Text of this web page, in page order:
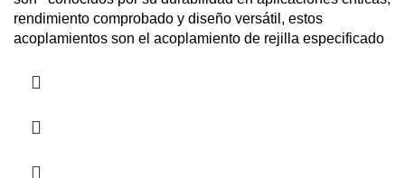
rendimiento comprobado y diseño versátil, estos
acoplamientos son el acoplamiento de rejilla especificado